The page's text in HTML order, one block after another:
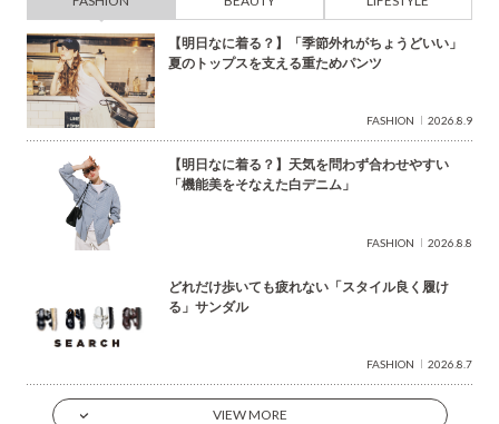
【明日なに着る？】「季節外れがちょうどいい」
夏のトップスを支える重ためパンツ
FASHION 2026.8.9
【明日なに着る？】天気を問わず合わせやすい
「機能美をそなえた白デニム」
FASHION 2026.8.8
どれだけ歩いても疲れない「スタイル良く履け
る」サンダル
FASHION 2026.8.7
VIEW MORE